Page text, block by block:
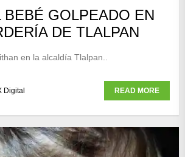
BEBÉ GOLPEADO EN
DE TLALPAN
en la alcaldía Tlalpan..
Digital READ MORE